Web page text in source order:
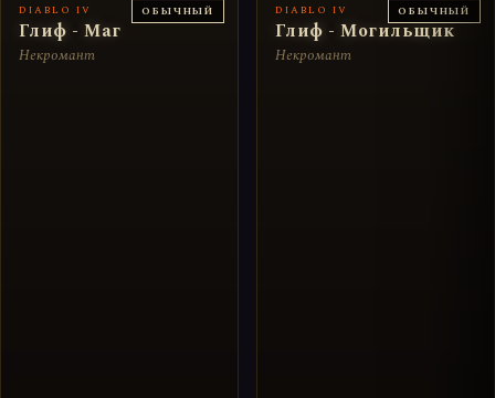
ОБЫЧНЫЙ
DIABLO IV
Глиф - Маг
Некромант
ОБЫЧНЫЙ
DIABLO IV
Глиф - Могильщик
Некромант